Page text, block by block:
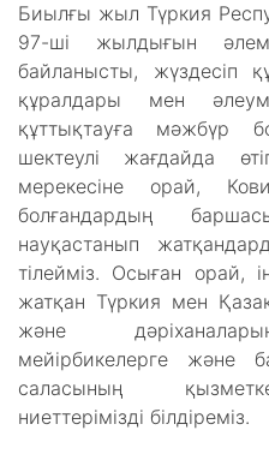
Биылғы жыл Түркия
97-ші жылдығын
байланысты, жүздесіп
құралдары мен
құттықтауға мәжбүр
шектеулі жағдайда
мерекесіне орай,
болғандардың
науқастанып
тілейміз. Осыған орай,
жатқан Түркия мен
және
мейірбикелерге және
саласының
ниеттерімізді білдіреміз.